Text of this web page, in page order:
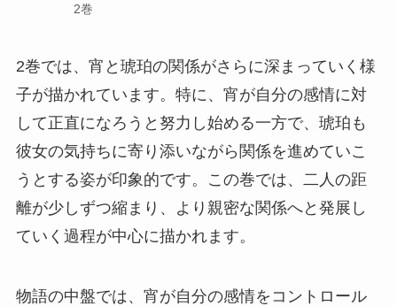
2巻
2巻では、宵と琥珀の関係がさらに深まっていく様
子が描かれています。特に、宵が自分の感情に対
して正直になろうと努力し始める一方で、琥珀も
彼女の気持ちに寄り添いながら関係を進めていこ
うとする姿が印象的です。この巻では、二人の距
離が少しずつ縮まり、より親密な関係へと発展し
ていく過程が中心に描かれます。
物語の中盤では、宵が自分の感情をコントロール